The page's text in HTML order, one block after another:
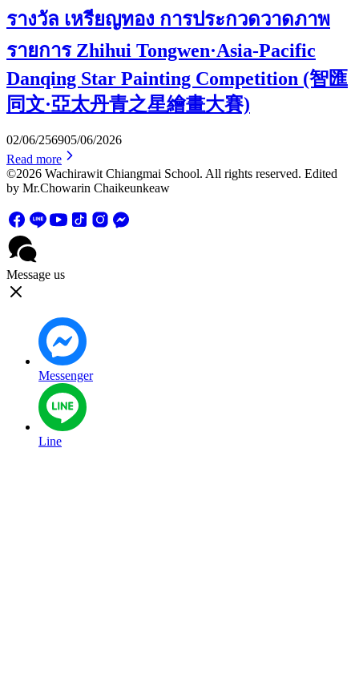
รางวัล เหรียญทอง การประกวดวาดภาพ
รายการ Zhihui Tongwen·Asia-Pacific
Danqing Star Painting Competition (智匯
同文·亞太丹青之星繪畫大賽)
02/06/256905/06/2026
Read more
©2026 Wachirawit Chiangmai School. All rights reserved. Edited
by Mr.Chowarin Chaikeunkeaw
Message us
Messenger
Line